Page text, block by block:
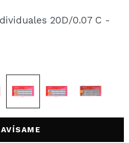
podrás realizar
revisar el estado de tus
CUENTA
20D/0.07 C -
AVÍSAME